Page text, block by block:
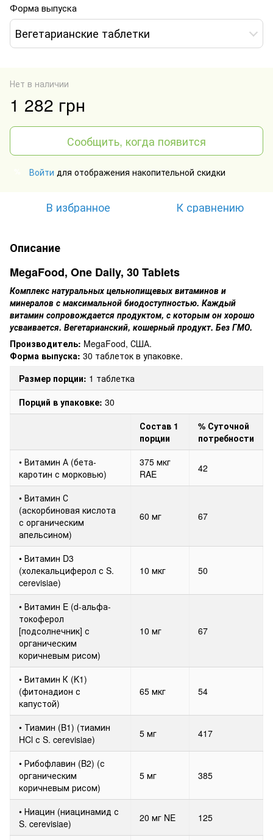
Форма выпуска
Вегетарианские таблетки
Нет в наличии
1 282 грн
Сообщить, когда появится
Войти для отображения накопительной скидки
В избранное К сравнению
Описание
MegaFood, One Daily, 30 Tablets
Комплекс натуральных цельнопищевых витаминов и
минералов с максимальной биодоступностью. Каждый
витамин сопровождается продуктом, с которым он хорошо
усваивается. Вегетарианский, кошерный продукт. Без ГМО.
Производитель: MegaFood, США.
Форма выпуска: 30 таблеток в упаковке.
Размер порции: 1 таблетка
Порций в упаковке: 30
Состав 1
порции
% Суточной
потребности
• Витамин А (бета-
каротин с морковью)
375 мкг
RAE
42
• Витамин С
(аскорбиновая кислота
с органическим
апельсином)
60 мг 67
• Витамин D3
(холекальциферол с S.
cerevisiae)
10 мкг 50
• Витамин E (d-альфа-
токоферол
[подсолнечник] с
органическим
коричневым рисом)
10 мг 67
• Витамин К (K1)
(фитонадион с
капустой)
65 мкг 54
• Тиамин (B1) (тиамин
HCl с S. cerevisiae)
5 мг 417
• Рибофлавин (B2) (с
органическим
коричневым рисом)
5 мг 385
• Ниацин (ниацинамид с
S. cerevisiae)
20 мг NE 125